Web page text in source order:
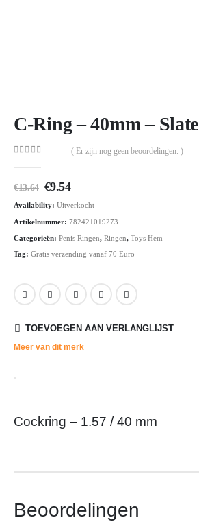
C-Ring – 40mm – Slate
( Er zijn nog geen beoordelingen. )
€13.64 Oorspronkelijke
was:
€13.64.
€9.54Huidige
is:
€9.54.
Availability: Uitverkocht
Artikelnummer: 782421019273
Categorieën: Penis Ringen, Ringen, Toys Hem
Tag: Gratis verzending vanaf 70 Euro
TOEVOEGEN AAN VERLANGLIJST
Meer van dit merk
Cockring – 1.57 / 40 mm
Beoordelingen